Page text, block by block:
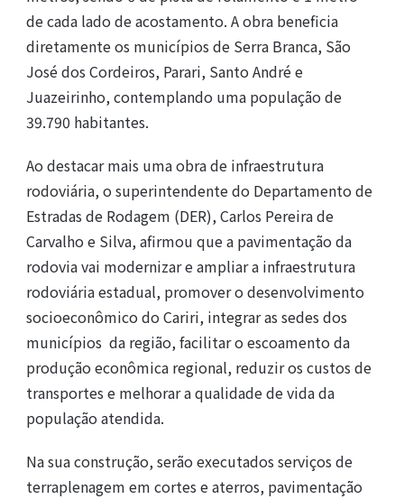
de cada lado de acostamento. A obra beneficia
diretamente os municípios de Serra Branca, São
José dos Cordeiros, Parari, Santo André e
Juazeirinho, contemplando uma população de
39.790 habitantes.
Ao destacar mais uma obra de infraestrutura
rodoviária, o superintendente do Departamento de
Estradas de Rodagem (DER), Carlos Pereira de
Carvalho e Silva, afirmou que a pavimentação da
rodovia vai modernizar e ampliar a infraestrutura
rodoviária estadual, promover o desenvolvimento
socioeconômico do Cariri, integrar as sedes dos
municípios da região, facilitar o escoamento da
produção econômica regional, reduzir os custos de
transportes e melhorar a qualidade de vida da
população atendida.
Na sua construção, serão executados serviços de
terraplenagem em cortes e aterros, pavimentação